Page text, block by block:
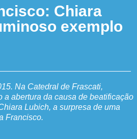
Chiara
exemplo
Na Catedral de Frascati,
a abertura da causa de beatificação
Lubich, a surpresa de uma
Francisco.